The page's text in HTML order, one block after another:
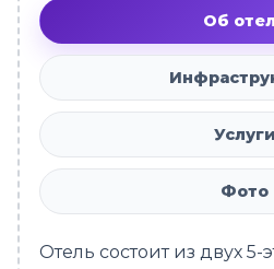
Об
Услуги
Фото
Отель состоит из двух